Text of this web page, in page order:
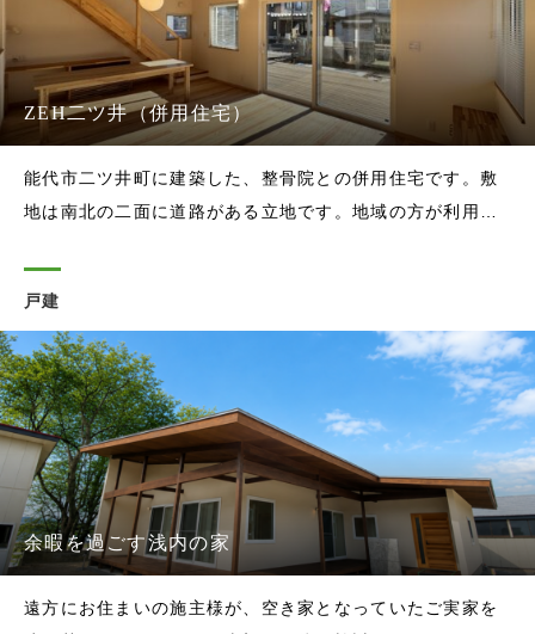
ZEH二ツ井（併用住宅）
能代市二ツ井町に建築した、整骨院との併用住宅です。敷
地は南北の二面に道路がある立地です。地域の方が利用し
がちですが、実は直射日光の影響を受けにくく、安定した
明るさを確保しやすい面でもありま
戸建
余暇を過ごす浅内の家
遠方にお住まいの施主様が、空き家となっていたご実家を